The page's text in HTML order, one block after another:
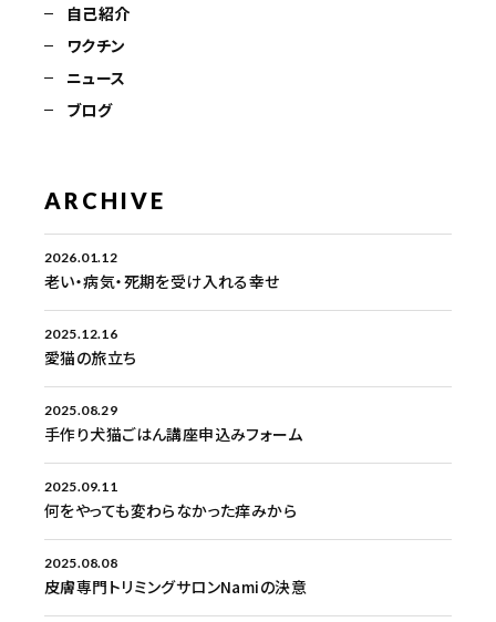
自己紹介
ワクチン
ニュース
ブログ
ARCHIVE
2026.01.12
老い・病気・死期を受け入れる幸せ
2025.12.16
愛猫の旅立ち
2025.08.29
手作り犬猫ごはん講座申込みフォーム
2025.09.11
何をやっても変わらなかった痒みから
2025.08.08
皮膚専門トリミングサロンNamiの決意